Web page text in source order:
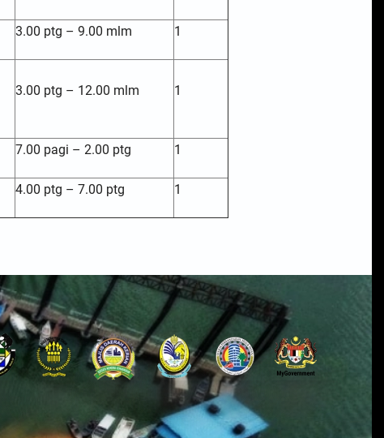
3.00 ptg – 9.00 mlm 1
3.00 ptg – 12.00 mlm 1
7.00 pagi – 2.00 ptg 1
4.00 ptg – 7.00 ptg 1